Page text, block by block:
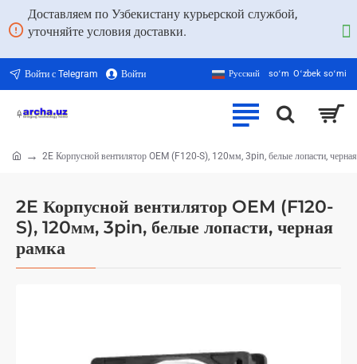
Доставляем по Узбекистану курьерской службой,
уточняйте условия доставки.
Войти с Telegram Войти Русский soʻm Oʻzbek soʻmi
2E Корпусной вентилятор OEM (F120-
S), 120мм, 3pin, белые лопасти, черная
рамка
2E Корпусной вентилятор OEM (F120-S), 120мм, 3pin, белые лопасти,